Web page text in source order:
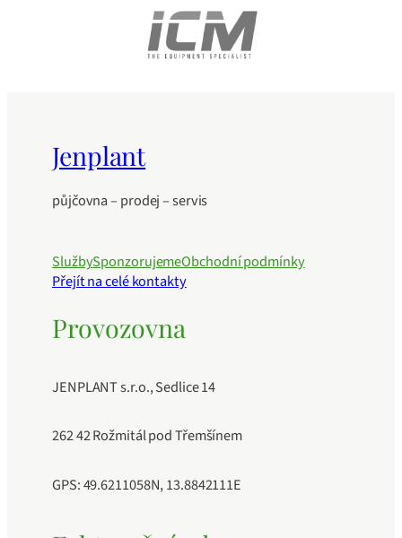
Jenplant
půjčovna – prodej – servis
SlužbySponzorujemeObchodní podmínky
Přejít na celé kontakty
Provozovna
JENPLANT s.r.o., Sedlice 14
262 42 Rožmitál pod Třemšínem
GPS: 49.6211058N, 13.8842111E